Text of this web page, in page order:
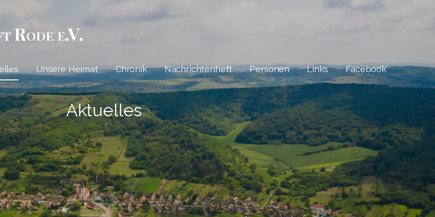
Rode e.V.
Unsere Heimat Chronik Nachrichtenheft Personen Links Facebook
Aktuelles